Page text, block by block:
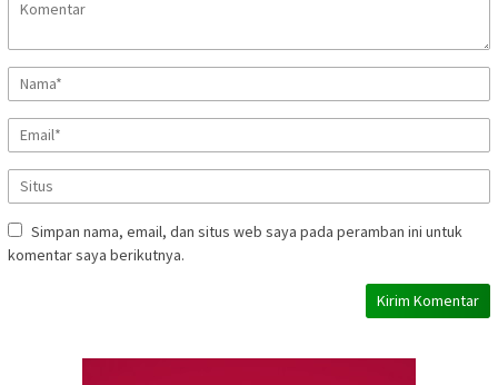
Simpan nama, email, dan situs web saya pada peramban ini untuk
komentar saya berikutnya.